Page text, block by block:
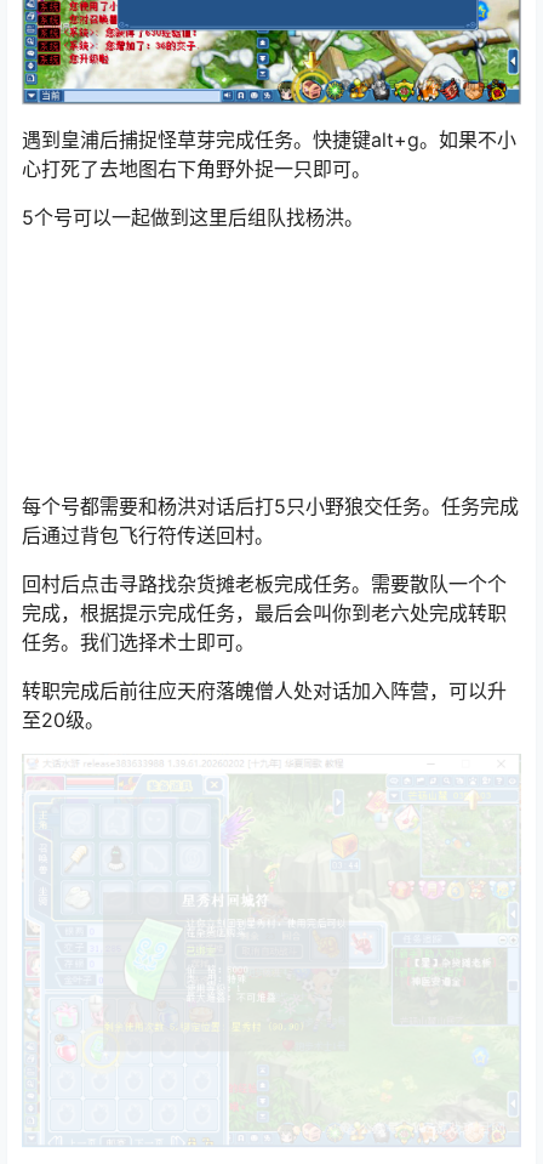
遇到皇浦后捕捉怪草芽完成任务。快捷键alt+g。如果不小
心打死了去地图右下角野外捉一只即可。
5个号可以一起做到这里后组队找杨洪。
每个号都需要和杨洪对话后打5只小野狼交任务。任务完成
后通过背包飞行符传送回村。
回村后点击寻路找杂货摊老板完成任务。需要散队一个个
完成，根据提示完成任务，最后会叫你到老六处完成转职
任务。我们选择术士即可。
转职完成后前往应天府落魄僧人处对话加入阵营，可以升
至20级。